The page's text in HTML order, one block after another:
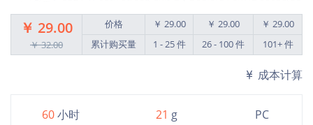
￥ 29.00
￥ 32.00
价格 ￥ 29.00 ￥ 29.00
￥ 29.00
累计购买量
1 - 25 件 26 - 100 件 101+ 件
成本计算
60小时 21 g PC